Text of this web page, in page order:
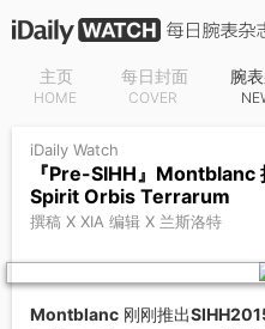
主页
HOME
每日封面
COVER
腕
iDaily Watch
『Pre-SIHH』Montblanc
Spirit Orbis Terrarum
撰稿 X XIA 编辑 X 兰斯洛特
Montblanc 刚刚推出